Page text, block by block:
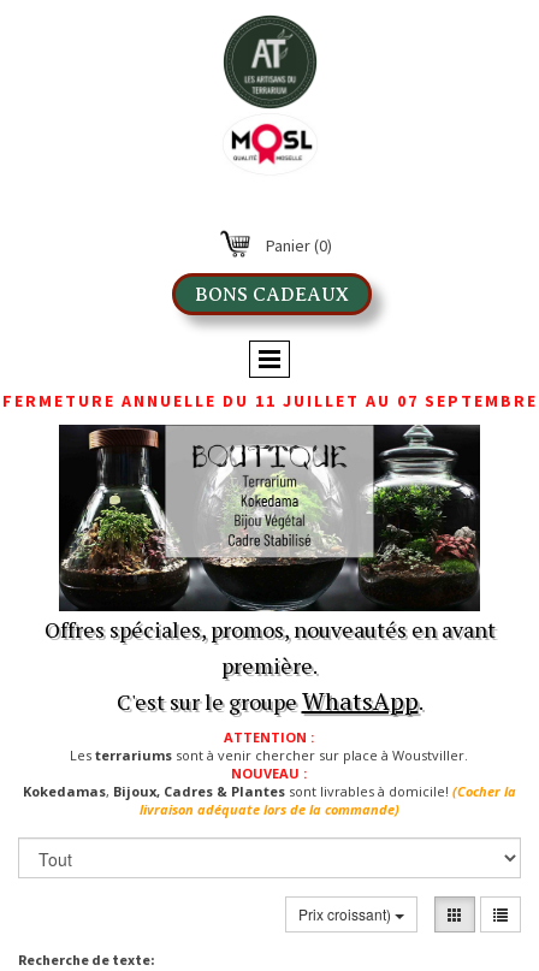
Panier(0)
BONS CADEAUX
FERMETURE ANNUELLE DU 11 JUILLET AU 07 SEPTEMBRE
Offres spéciales, promos, nouveautés en avant
première.
C'est sur le groupeWhatsApp.
ATTENTION :
Lesterrariums sont à venir chercher sur place à Woustviller.
NOUVEAU :
Kokedamas, Bijoux, Cadres & Plantessont livrables à domicile! (Cocher la
livraison adéquate lors de la commande)
Prix croissant)
Recherche de texte: